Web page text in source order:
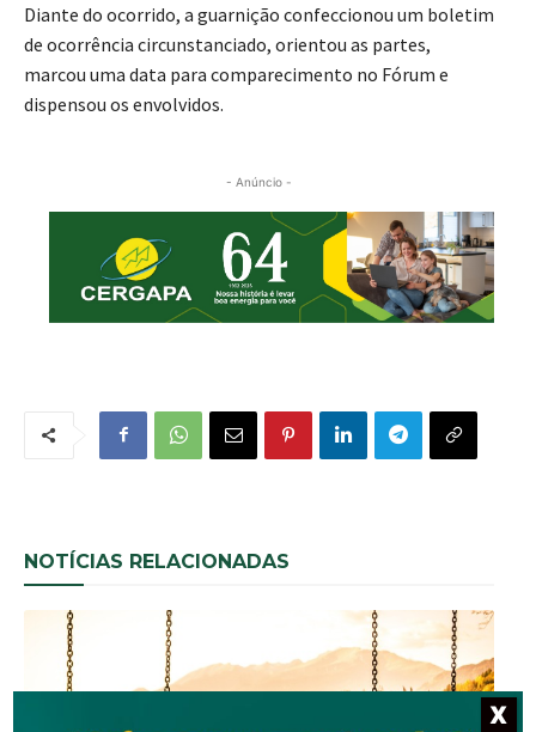
Diante do ocorrido, a guarnição confeccionou um boletim
de ocorrência circunstanciado, orientou as partes,
marcou uma data para comparecimento no Fórum e
dispensou os envolvidos.
- Anúncio -
NOTÍCIAS RELACIONADAS
X